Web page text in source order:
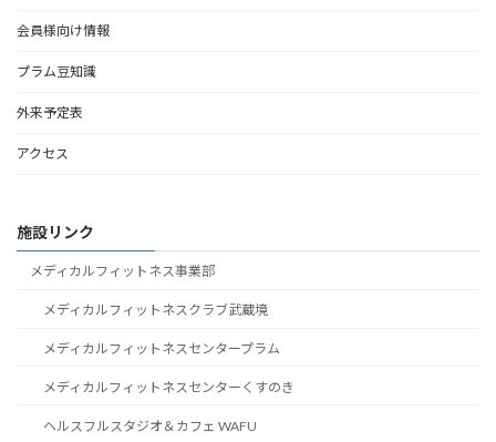
会員様向け情報
プラム豆知識
外来予定表
アクセス
施設リンク
メディカルフィットネス事業部
メディカルフィットネスクラブ武蔵境
メディカルフィットネスセンタープラム
メディカルフィットネスセンターくすのき
ヘルスフルスタジオ＆カフェ WAFU